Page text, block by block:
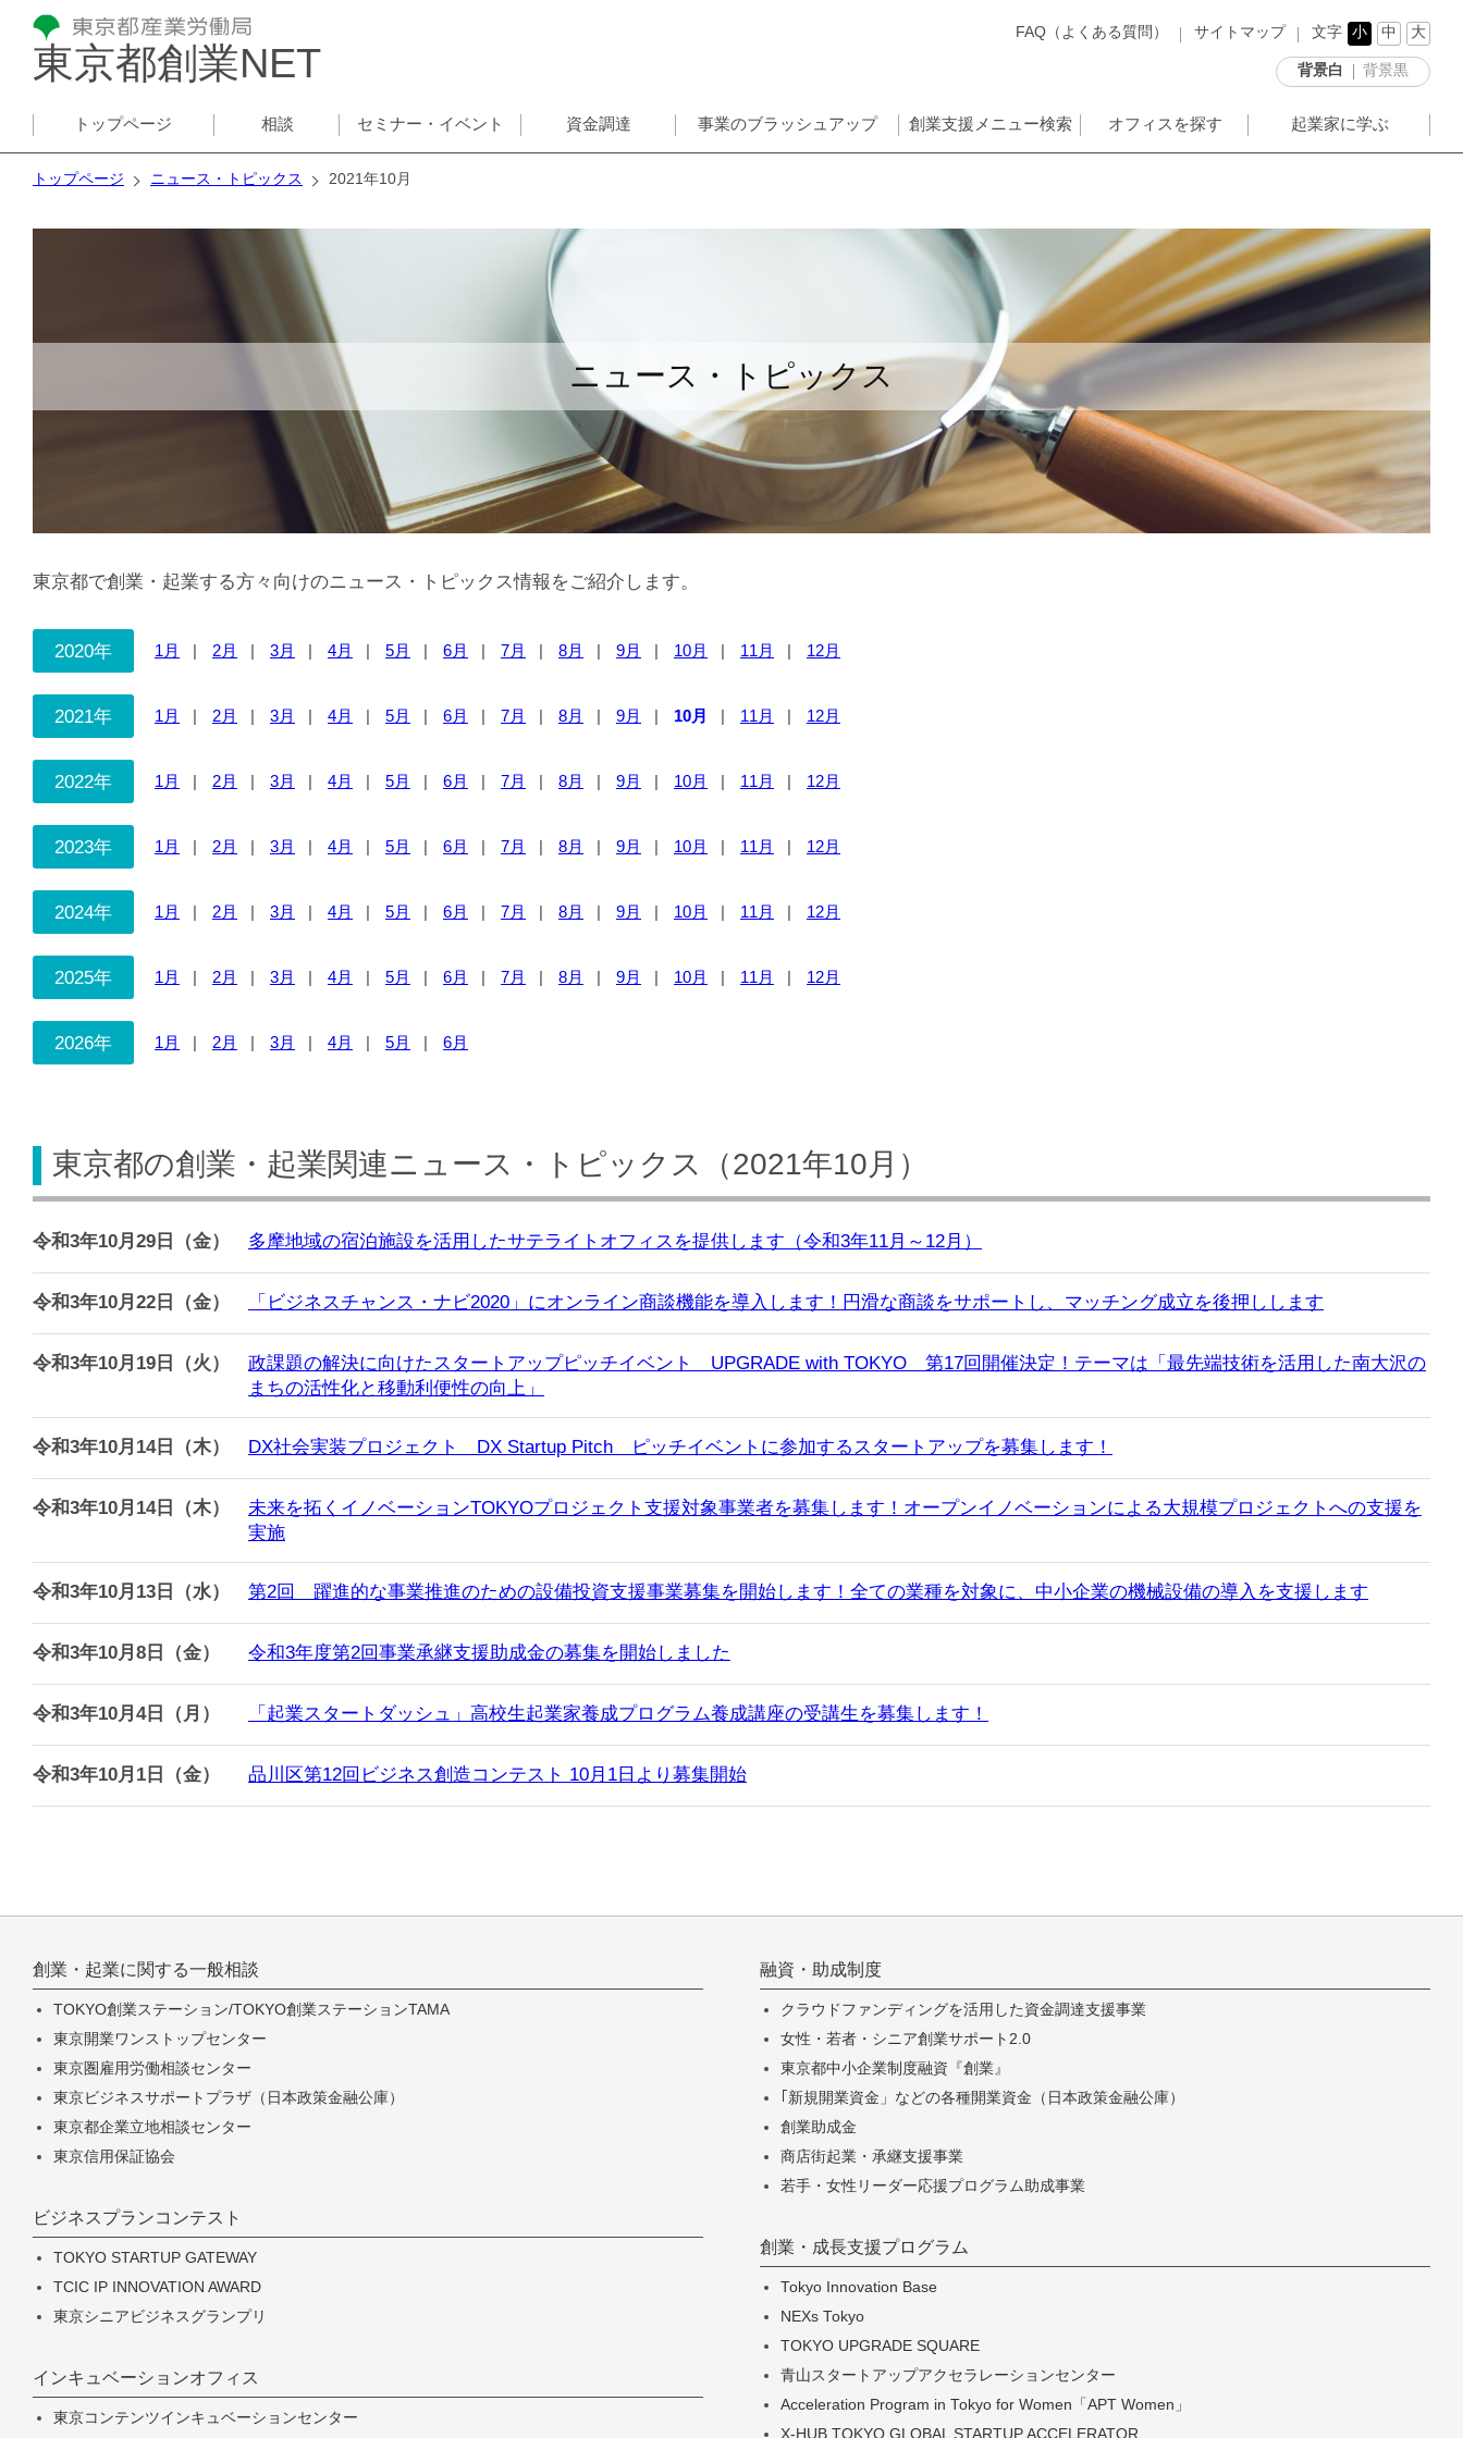
東京都創業NET
FAQ（よくある質問） サイトマップ 文字 小 中 大
背景白 背景黒
トップページ 相談 セミナー・イベント 資金調達 事業のブラッシュアップ 創業支援メニュー検索 オフィスを探す 起業家に学ぶ
トップページ ニュース・トピックス 2021年10月
ニュース・トピックス
東京都で創業・起業する方々向けのニュース・トピックス情報をご紹介します。
2020年 1月 2月 3月 4月 5月 6月 7月 8月 9月 10月 11月 12月
2021年 1月 2月 3月 4月 5月 6月 7月 8月 9月 10月 11月 12月
2022年 1月 2月 3月 4月 5月 6月 7月 8月 9月 10月 11月 12月
2023年 1月 2月 3月 4月 5月 6月 7月 8月 9月 10月 11月 12月
2024年 1月 2月 3月 4月 5月 6月 7月 8月 9月 10月 11月 12月
2025年 1月 2月 3月 4月 5月 6月 7月 8月 9月 10月 11月 12月
2026年 1月 2月 3月 4月 5月 6月
東京都の創業・起業関連ニュース・トピックス（2021年10月）
令和3年10月29日（金） 多摩地域の宿泊施設を活用したサテライトオフィスを提供します（令和3年11月～12月）
令和3年10月22日（金） 「ビジネスチャンス・ナビ2020」にオンライン商談機能を導入します！円滑な商談をサポートし、マッチング成立を後押しします
令和3年10月19日（火）
政課題の解決に向けたスタートアップピッチイベント UPGRADE with TOKYO 第17回開催決定！テーマは「最先端技術を活用した南大沢の
まちの活性化と移動利便性の向上」
令和3年10月14日（木） DX社会実装プロジェクト DX Startup Pitch ピッチイベントに参加するスタートアップを募集します！
令和3年10月14日（木）
未来を拓くイノベーションTOKYOプロジェクト支援対象事業者を募集します！オープンイノベーションによる大規模プロジェクトへの支援を
実施
令和3年10月13日（水） 第2回 躍進的な事業推進のための設備投資支援事業募集を開始します！全ての業種を対象に、中小企業の機械設備の導入を支援します
令和3年10月8日（金） 令和3年度第2回事業承継支援助成金の募集を開始しました
令和3年10月4日（月） 「起業スタートダッシュ」高校生起業家養成プログラム養成講座の受講生を募集します！
令和3年10月1日（金） 品川区第12回ビジネス創造コンテスト 10月1日より募集開始
創業・起業に関する一般相談
TOKYO創業ステーション/TOKYO創業ステーションTAMA
東京開業ワンストップセンター
東京圏雇用労働相談センター
東京ビジネスサポートプラザ（日本政策金融公庫）
東京都企業立地相談センター
東京信用保証協会
ビジネスプランコンテスト
TOKYO STARTUP GATEWAY
TCIC IP INNOVATION AWARD
東京シニアビジネスグランプリ
インキュベーションオフィス
東京コンテンツインキュベーションセンター
融資・助成制度
クラウドファンディングを活用した資金調達支援事業
女性・若者・シニア創業サポート2.0
東京都中小企業制度融資『創業』
｢新規開業資金」などの各種開業資金（日本政策金融公庫）
創業助成金
商店街起業・承継支援事業
若手・女性リーダー応援プログラム助成事業
創業・成長支援プログラム
Tokyo Innovation Base
NEXs Tokyo
TOKYO UPGRADE SQUARE
青山スタートアップアクセラレーションセンター
Acceleration Program in Tokyo for Women「APT Women」
X-HUB TOKYO GLOBAL STARTUP ACCELERATOR